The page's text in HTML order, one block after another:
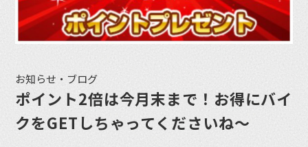
お知らせ・ブログ
ポイント2倍は今月末まで！お得にバイ
クをGETしちゃってくださいね〜